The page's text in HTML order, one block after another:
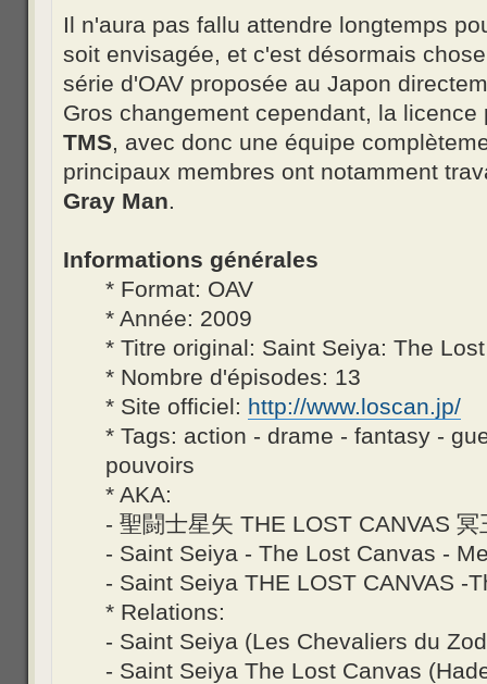
Il n'aura pas fallu attendre longtemps
soit envisagée, et c'est désormais
série d'OAV proposée au Japon
Gros changement cependant, la
TMS, avec donc une équipe
principaux membres ont notamment
Gray Man.
Informations générales
* Format: OAV
* Année: 2009
* Titre original: Saint Seiya: The
* Nombre d'épisodes: 13
* Site officiel: http://www.loscan.jp/
* Tags: action - drame - fantasy -
pouvoirs
* AKA:
- 聖闘士星矢 THE LOST CANVAS 冥
- Saint Seiya - The Lost Canvas -
- Saint Seiya THE LOST CANVAS -
* Relations:
- Saint Seiya (Les Chevaliers du
- Saint Seiya The Lost Canvas